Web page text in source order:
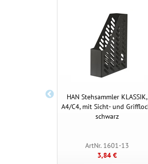
HAN Stehsammler KLASSIK,
A4/C4, mit Sicht- und
schwarz
ArtNr. 1601-13
3,84 €